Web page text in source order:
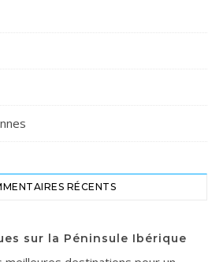
RÉCENTS
sur la Péninsule Ibérique